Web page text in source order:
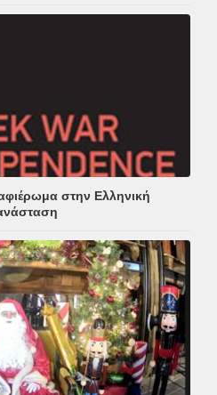
στην Ελληνική